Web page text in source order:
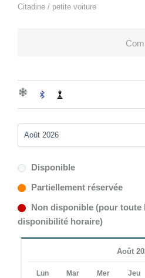
Citadine / petite voiture
Disponible
Partiellement réservée
Non disponible (pour toute
disponibilité horaire)
Août
Lun Mar Mer Jeu